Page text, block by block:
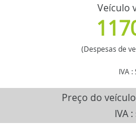
Veículo
(Despesas de
IVA :
Preço do
IVA